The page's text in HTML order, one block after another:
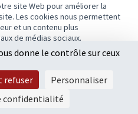
site Web pour améliorer la
Les cookies nous permettent
et un contenu plus
de médias sociaux.
cookies essentiels
donne le contrôle sur ceux
refuser
Personnaliser
confidentialité